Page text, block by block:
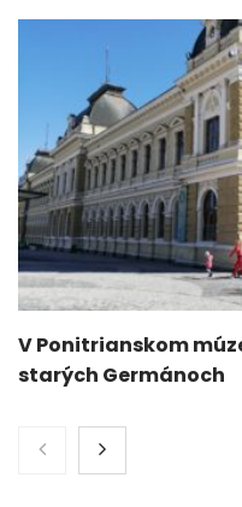
V Ponitrianskom
starých Germánoch